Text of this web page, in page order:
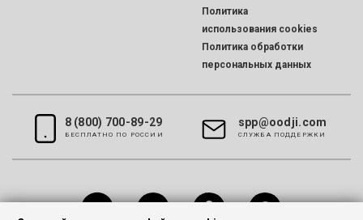
Политика
использования cookies
Политика обработки
персональных данных
8 (800) 700-89-29
БЕСПЛАТНО ПО РОССИИ
spp@oodji.com
CЛУЖБА ПОДДЕРЖКИ